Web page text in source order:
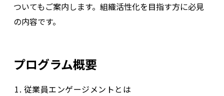
ついてもご案内します。組織活性化を目指す方に必見
の内容です。
プログラム概要
従業員エンゲージメントとは